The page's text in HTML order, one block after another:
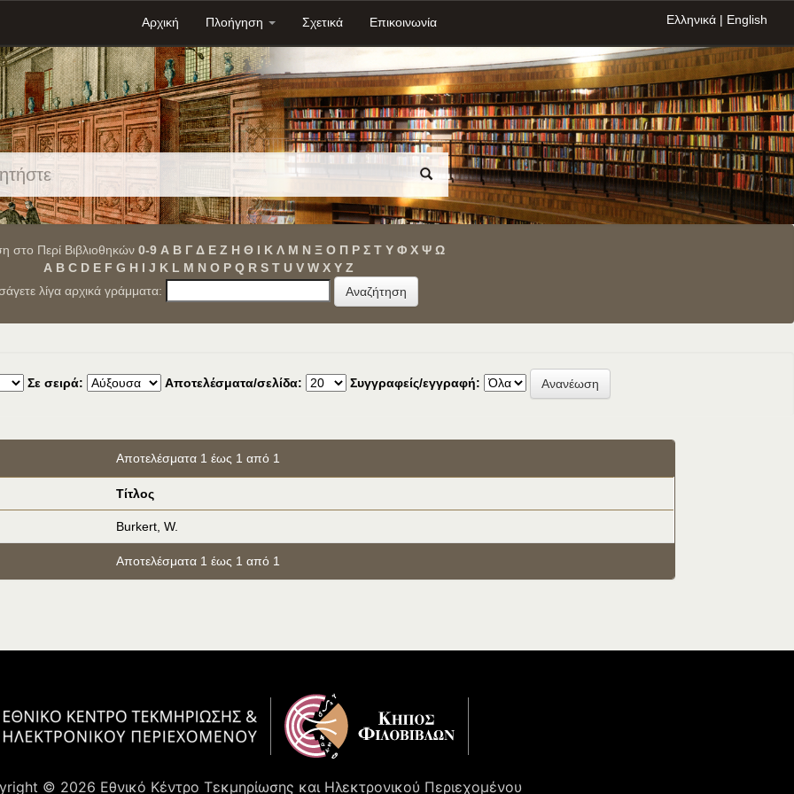
Αρχική Πλοήγηση Σχετικά Επικοινωνία Ελληνικά | English
στο Περί Βιβλιοθηκών 0-9 Α Β Γ Δ Ε Ζ Η Θ Ι Κ Λ Μ Ν Ξ Ο Π Ρ Σ Τ Υ Φ Χ Ψ Ω
A B C D E F G H I J K L M N O P Q R S T U V W X Y Z
λίγα αρχικά γράμματα:
Σε σειρά: Αποτελέσματα/σελίδα: Συγγραφείς/εγγραφή:
Αποτελέσματα 1 έως 1 από 1
Τίτλος
Burkert, W.
Αποτελέσματα 1 έως 1 από 1